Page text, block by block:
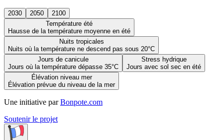
2030 2050
2100
Température été
Hausse de la température moyenne en été
Nuits tropicales
Nuits où la température ne descend pas sous 20°C
Jours de canicule
Jours où la température dépasse 35°C
Stress hydrique
Jours avec sol sec en été
Élévation niveau mer
Élévation prévue du niveau de la mer
Une initiative par Bonpote.com
Soutenir le projet